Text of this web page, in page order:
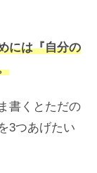
には『自分の
書くとただの
3つあげたい